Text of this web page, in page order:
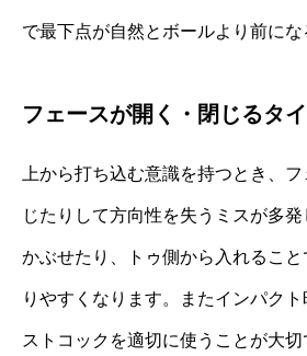
で最下点が自然とボールより前にな
フェースが開く・閉じるタ
上から打ち込む意識を持つとき、
じたりして方向性を失うミスが多
かぶせたり、トゥ側から入れるこ
りやすくなります。またインパク
ストコックを適切に使うことが大切